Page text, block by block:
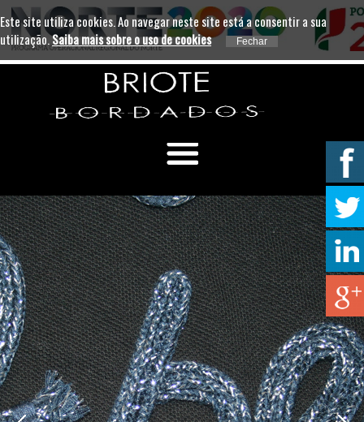
Este site utiliza cookies. Ao navegar neste site está a consentir a sua
utilização.Saiba mais sobre o uso de cookies